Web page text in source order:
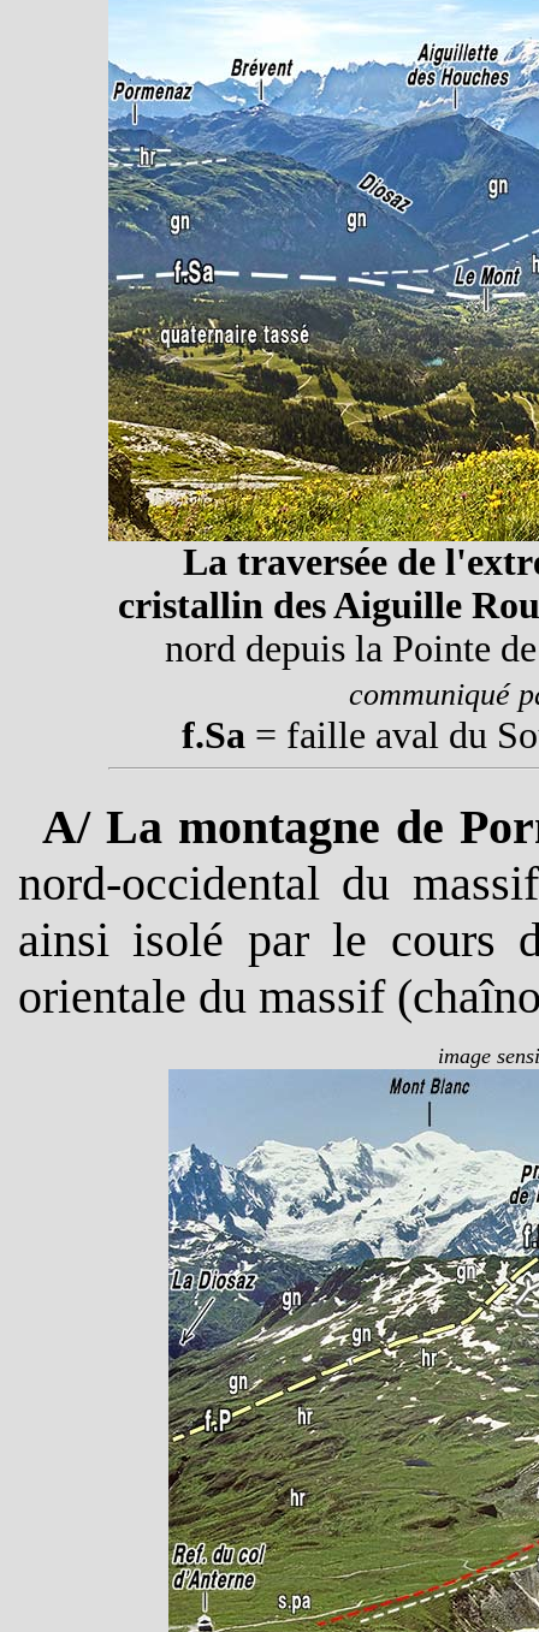
La traversée de
cristallin des Aiguille
nord depuis la Pointe
communiqué
f.Sa= faille aval du
A/ La montagne de
nord-occidental du
ainsi isolé par le cours
orientale du massif
image